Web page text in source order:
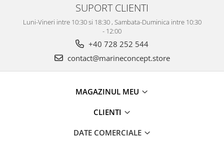
SUPORT CLIENTI
Luni-Vineri intre 10:30 si 18:30 , Sambata-Duminica intre 10:30
- 12:00
+40 728 252 544
contact@marineconcept.store
MAGAZINUL MEU
CLIENTI
DATE COMERCIALE